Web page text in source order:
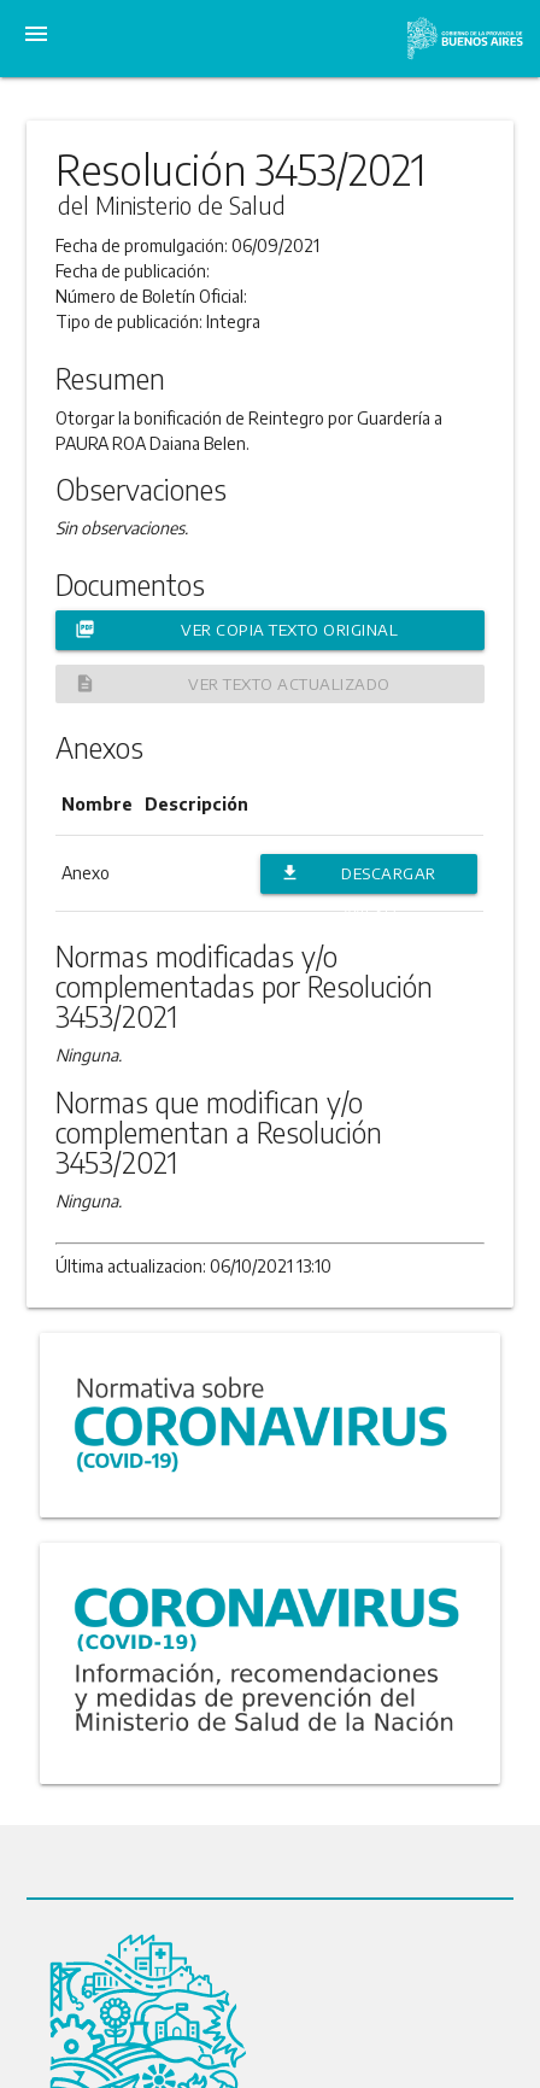
menu
Resolución 3453/2021
del Ministerio de Salud
Fecha de promulgación:06/09/2021
Fecha de publicación:
Número de Boletín Oficial:
Tipo de publicación:Integra
Resumen
Otorgar la bonificación de Reintegro por Guardería a
PAURA ROA Daiana Belen.
Observaciones
Sin observaciones.
Documentos
picture_as_pdf VER COPIA TEXTO ORIGINAL
description VER TEXTO ACTUALIZADO
Anexos
Nombre Descripción
Anexo file_download
DESCARGAR
ANEXO
Normas modificadas y/o
complementadas por Resolución
3453/2021
Ninguna.
Normas que modifican y/o
complementan a Resolución
3453/2021
Ninguna.
Última actualizacion: 06/10/2021 13:10